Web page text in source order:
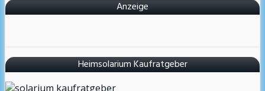
Anzeige
Heimsolarium Kaufratgeber